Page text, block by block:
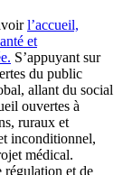
l’accueil,
et
S’appuyant sur
du public
allant du social
ouvertes à
ruraux et
inconditionnel,
médical.
régulation et de